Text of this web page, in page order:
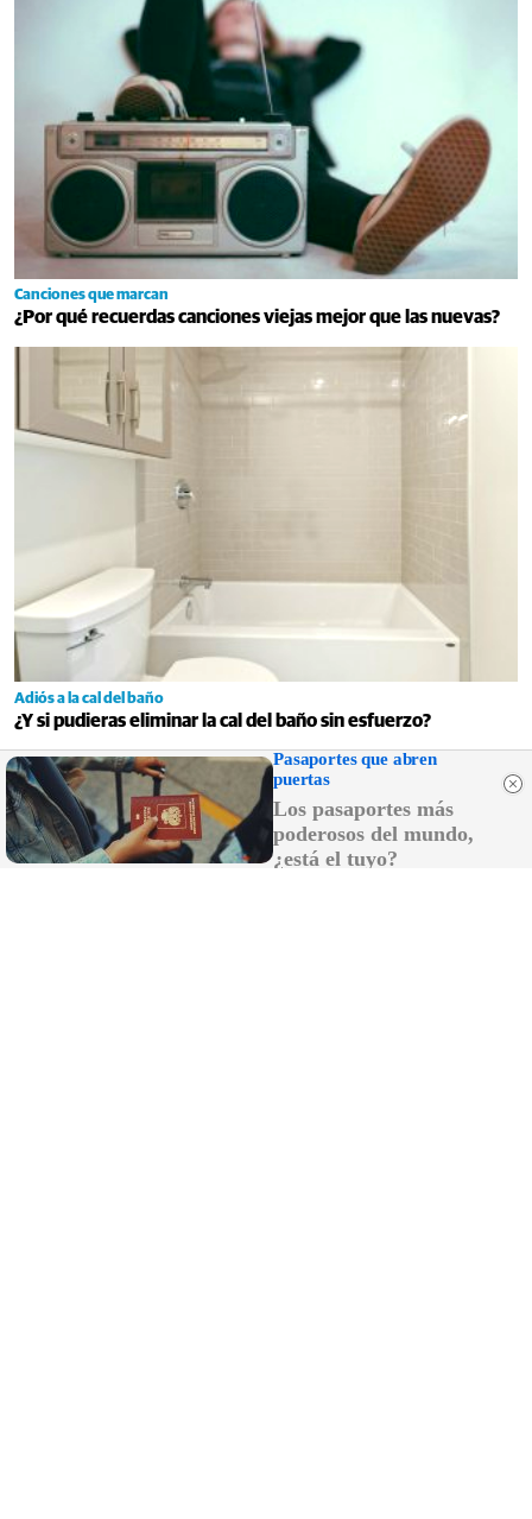
Canciones que marcan
¿Por qué recuerdas canciones viejas mejor que las nuevas?
Adiós a la cal del baño
¿Y si pudieras eliminar la cal del baño sin esfuerzo?
Pasaportes que abren
puertas
Los pasaportes más
poderosos del mundo,
¿está el tuyo?